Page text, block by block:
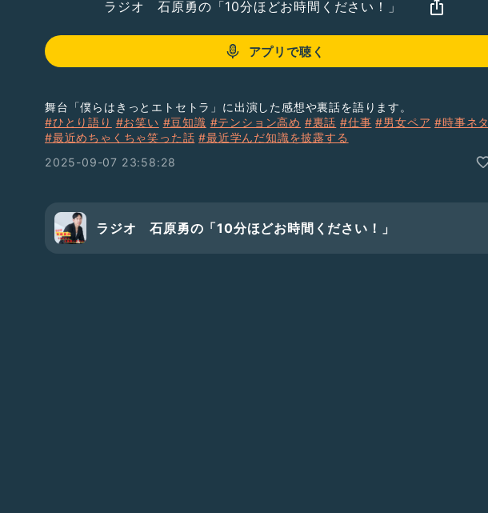
ラジオ 石原勇の「10分ほどお時間ください！」
アプリで聴く
舞台「僕らはきっとエトセトラ」に出演した感想や裏話を語ります。
#ひとり語り #お笑い #豆知識 #テンション高め #裏話 #仕事 #男女ペア #時事ネタ
#最近めちゃくちゃ笑った話 #最近学んだ知識を披露する
2025-09-07 23:58:28
ラジオ 石原勇の「10分ほどお時間ください！」